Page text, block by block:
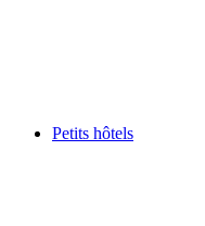
Petits hôtels